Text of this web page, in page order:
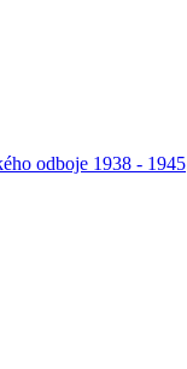
odboje 1938 - 1945